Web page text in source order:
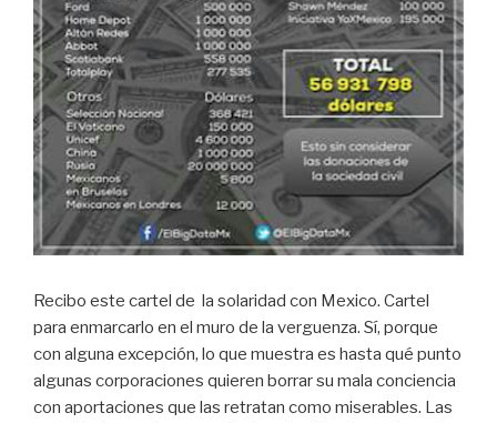
Recibo este cartel de la solaridad con Mexico. Cartel
para enmarcarlo en el muro de la verguenza. Sí, porque
con alguna excepción, lo que muestra es hasta qué punto
algunas corporaciones quieren borrar su mala conciencia
con aportaciones que las retratan como miserables. Las